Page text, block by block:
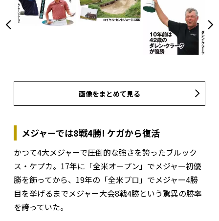
画像をまとめて見る
メジャーでは8戦4勝! ケガから復活
かつて4大メジャーで圧倒的な強さを誇ったブルック
ス・ケプカ。17年に「全米オープン」でメジャー初優
勝を飾ってから、19年の「全米プロ」でメジャー4勝
目を挙げるまでメジャー大会8戦4勝という驚異の勝率
を誇っていた。